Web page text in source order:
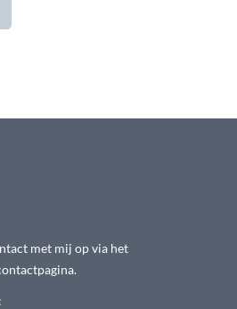
met mij op via het